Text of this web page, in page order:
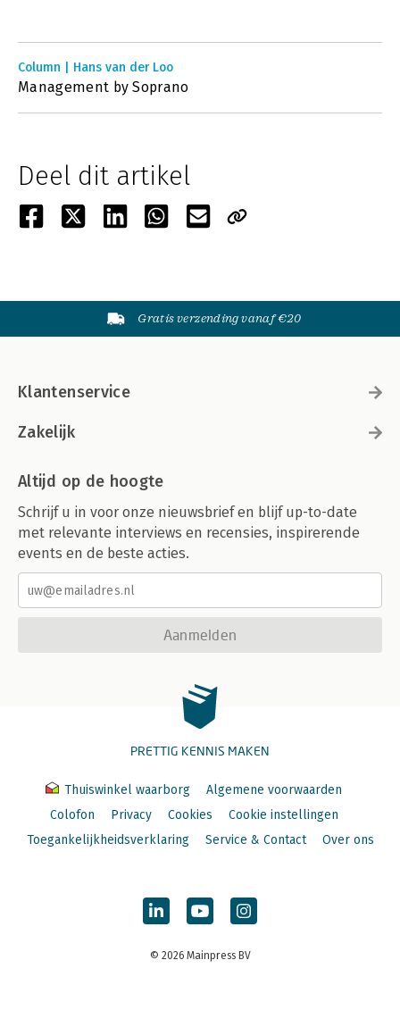
Column | Hans van der Loo
Management by Soprano
Deel dit artikel
Gratis verzending vanaf €20
Klantenservice
Zakelijk
Altijd op de hoogte
Schrijf u in voor onze nieuwsbrief en blijf up-to-date
met relevante interviews en recensies, inspirerende
events en de beste acties.
Aanmelden
PRETTIG KENNIS MAKEN
Thuiswinkel waarborg
Algemene voorwaarden
Colofon
Privacy Cookies
Cookie instellingen
Toegankelijkheidsverklaring
Service & Contact Over ons
© 2026 Mainpress BV